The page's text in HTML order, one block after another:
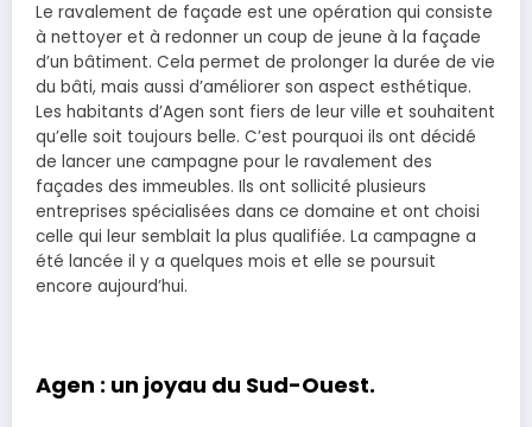
Le ravalement de façade est une opération qui consiste
à nettoyer et à redonner un coup de jeune à la façade
d’un bâtiment. Cela permet de prolonger la durée de vie
du bâti, mais aussi d’améliorer son aspect esthétique.
Les habitants d’Agen sont fiers de leur ville et souhaitent
qu’elle soit toujours belle. C’est pourquoi ils ont décidé
de lancer une campagne pour le ravalement des
façades des immeubles. Ils ont sollicité plusieurs
entreprises spécialisées dans ce domaine et ont choisi
celle qui leur semblait la plus qualifiée. La campagne a
été lancée il y a quelques mois et elle se poursuit
encore aujourd’hui.
Agen : un joyau du Sud-Ouest.